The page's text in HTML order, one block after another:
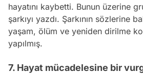
hayatını kaybetti. Bunun üzerine
şarkıyı yazdı. Şarkının sözlerine
yaşam, ölüm ve yeniden dirilme
yapılmış.
7. Hayat mücadelesine bir